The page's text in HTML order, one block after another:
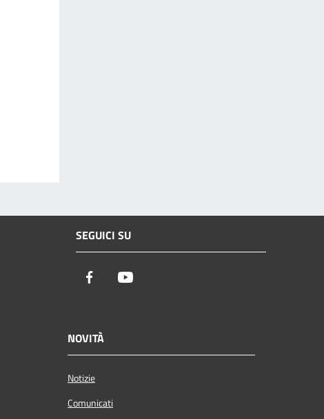
SEGUICI SU
Facebook
NOVITÀ
Notizie
Comunicati